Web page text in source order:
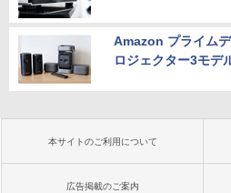
Amazon プライム
ロジェクター3モデ
本サイトのご利用について
広告掲載のご案内